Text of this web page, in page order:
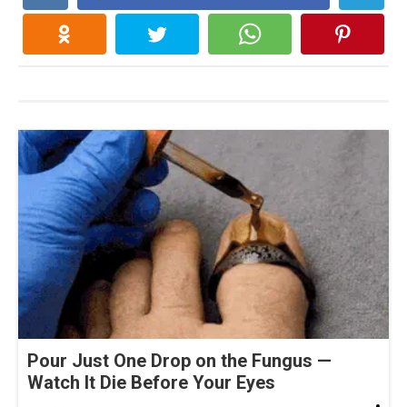
Pour Just One Drop on the Fungus —
Watch It Die Before Your Eyes